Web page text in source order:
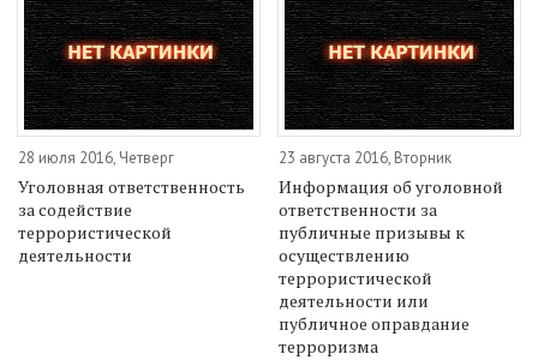
28 июля 2016, Четверг
Уголовная ответственность
за содействие
террористической
деятельности
23 августа 2016, Вторник
Информация об уголовной
ответственности за
публичные призывы к
осуществлению
террористической
деятельности или
публичное оправдание
терроризма